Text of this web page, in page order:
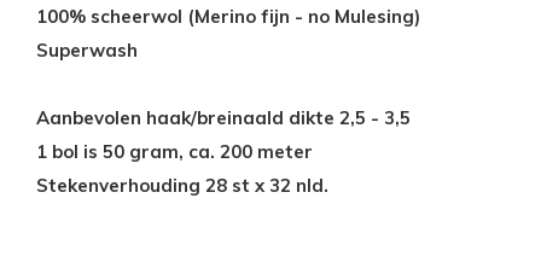
100% scheerwol (Merino fijn - no Mulesing)
Superwash
Aanbevolen haak/breinaald dikte 2,5 - 3,5
1 bol is 50 gram, ca. 200 meter
Stekenverhouding 28 st x 32 nld.